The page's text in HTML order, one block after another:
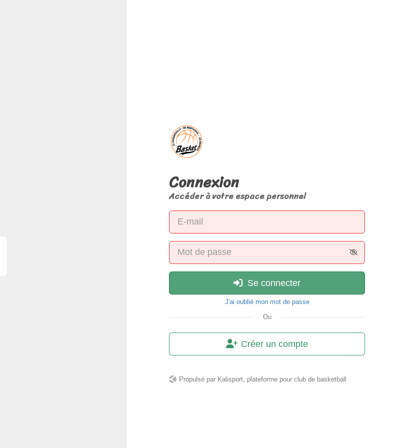
Connexion
Accéder à votre espace personnel
Se connecter
J'ai oublié mon mot de passe
Ou
Créer un compte
Propulsé par Kalisport, plateforme pour club de basketball